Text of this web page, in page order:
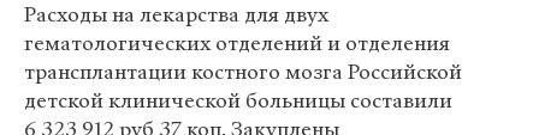
Расходы на лекарства для двух
гематологических отделений и отделения
трансплантации костного мозга Российской
детской клинической больницы составили